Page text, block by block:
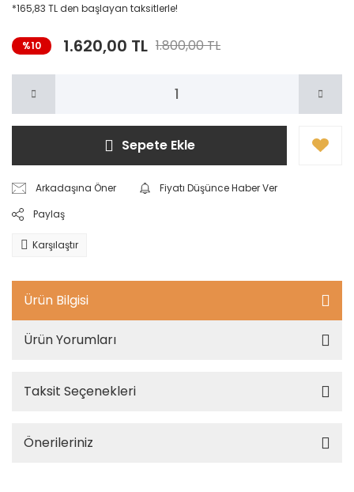
*165,83 TL den başlayan taksitlerle!
%10 1.620,00 TL 1.800,00 TL
Sepete Ekle
Arkadaşına Öner
Fiyatı Düşünce Haber Ver
Paylaş
Karşılaştır
Ürün Bilgisi
Ürün Yorumları
Taksit Seçenekleri
Önerileriniz